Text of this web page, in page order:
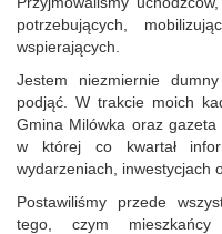
potrzebujących,
wspierających.
Jestem niezmiernie
podjąć. W trakcie moich
Gmina Milówka oraz gazeta
w której co kwartał
wydarzeniach, inwestycjach
Postawiliśmy przede
tego, czym mieszkańcy